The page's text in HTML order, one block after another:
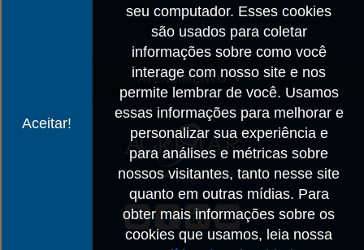
Aceitar!
seu computador. Esses cookies
são usados para coletar
informações sobre como você
interage com nosso site e nos
permite lembrar de você. Usamos
essas informações para melhorar e
personalizar sua experiência e
para análises e métricas sobre
nossos visitantes, tanto nesse site
quanto em outras mídias. Para
obter mais informações sobre os
cookies que usamos, leia nossa
ATENDIMENTO
CADASTRO
TRABALHE CONOSCO